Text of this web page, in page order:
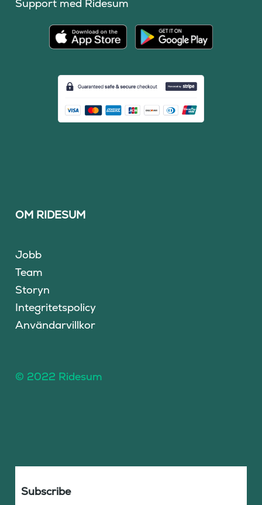
Support med Ridesum
OM RIDESUM
Jobb
Team
Storyn
Integritetspolicy
Användarvillkor
© 2022 Ridesum
Subscribe